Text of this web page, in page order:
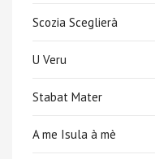
Scozia Sceglierà
U Veru
Stabat Mater
A me Isula à mè